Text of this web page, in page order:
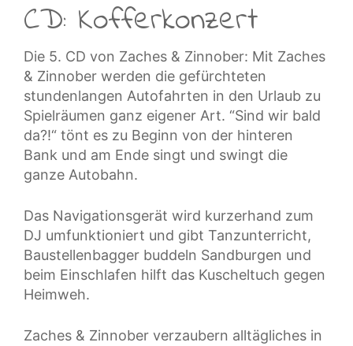
CD: Kofferkonzert
Die 5. CD von Zaches & Zinnober: Mit Zaches
& Zinnober werden die gefürchteten
stundenlangen Autofahrten in den Urlaub zu
Spielräumen ganz eigener Art. “Sind wir bald
da?!“ tönt es zu Beginn von der hinteren
Bank und am Ende singt und swingt die
ganze Autobahn.
Das Navigationsgerät wird kurzerhand zum
DJ umfunktioniert und gibt Tanzunterricht,
Baustellenbagger buddeln Sandburgen und
beim Einschlafen hilft das Kuscheltuch gegen
Heimweh.
Zaches & Zinnober verzaubern alltägliches in